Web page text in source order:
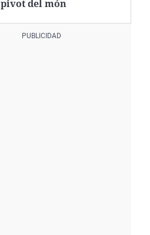
pivot del món